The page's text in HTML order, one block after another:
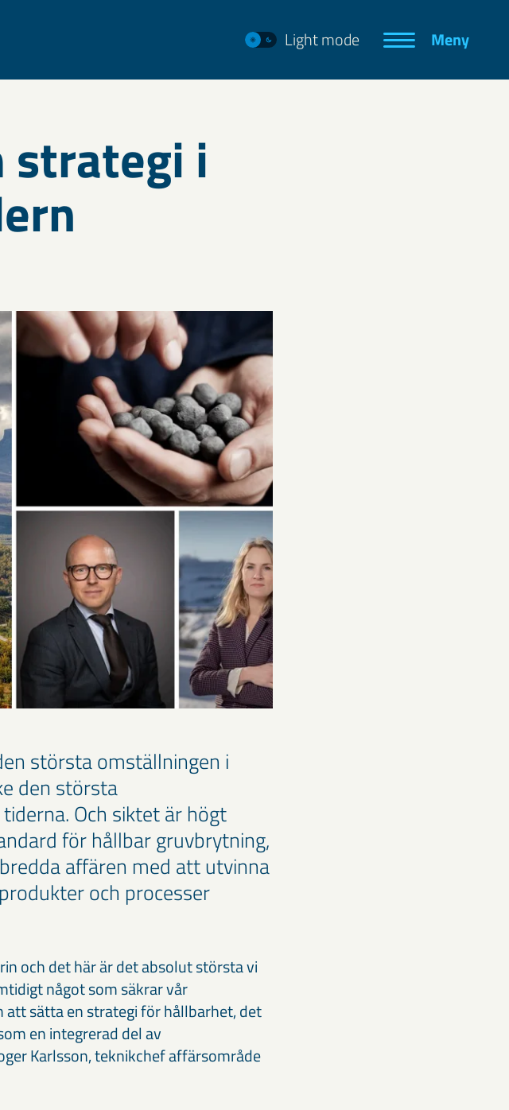
Light mode Meny
strategi i
största omställningen i
den största
Och siktet är högt
för hållbar gruvbrytning,
affären med att utvinna
och processer
och det här är det absolut största vi
något som säkrar vår
sätta en strategi för hållbarhet, det
en integrerad del av
Karlsson, teknikchef affärsområde